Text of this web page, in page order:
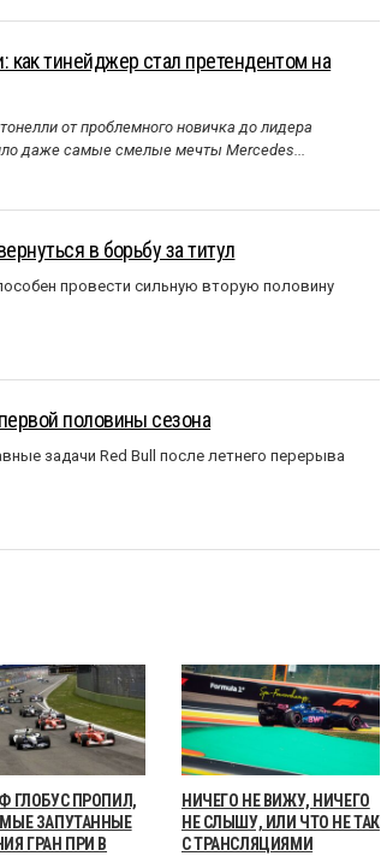
тинейджер стал претендентом на
от проблемного новичка до лидера
даже самые смелые мечты Mercedes...
в борьбу за титул
провести сильную вторую половину
половины сезона
задачи Red Bull после летнего перерыва
ГЛОБУС ПРОПИЛ,
ЗАПУТАННЫЕ
ГРАН ПРИ В
НИЧЕГО НЕ ВИЖУ, НИЧЕГО
НЕ СЛЫШУ, ИЛИ ЧТО НЕ ТАК
С ТРАНСЛЯЦИЯМИ